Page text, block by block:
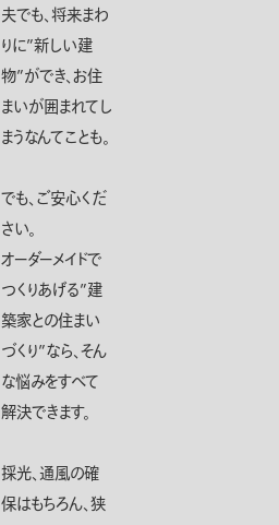
夫でも、将来まわ
りに”新しい建
物”ができ、お住
まいが囲まれてし
まうなんてことも。
でも、ご安心くだ
さい。
オーダーメイドで
つくりあげる”建
築家との住まい
づくり”なら、そん
な悩みをすべて
解決できます。
採光、通風の確
保はもちろん、狭